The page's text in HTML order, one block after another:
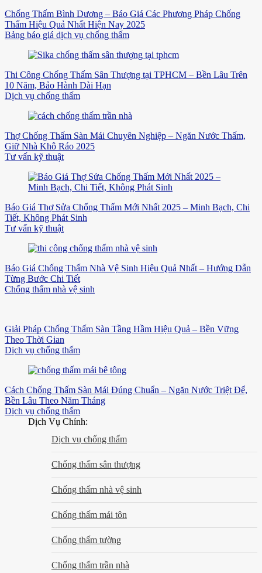
Chống Thấm Bình Dương – Báo Giá Các Phương Pháp Chống
Thấm Hiệu Quả Nhất Hiện Nay 2025
Bảng báo giá dịch vụ chống thấm
Thi Công Chống Thấm Sân Thượng tại TPHCM – Bền Lâu Trên
10 Năm, Bảo Hành Dài Hạn
Dịch vụ chống thấm
Thợ Chống Thấm Sàn Mái Chuyên Nghiệp – Ngăn Nước Thấm,
Giữ Nhà Khô Ráo 2025
Tư vấn kỹ thuật
Báo Giá Thợ Sửa Chống Thấm Mới Nhất 2025 – Minh Bạch, Chi
Tiết, Không Phát Sinh
Tư vấn kỹ thuật
Báo Giá Chống Thấm Nhà Vệ Sinh Hiệu Quả Nhất – Hướng Dẫn
Từng Bước Chi Tiết
Chống thấm nhà vệ sinh
Giải Pháp Chống Thấm Sàn Tầng Hầm Hiệu Quả – Bền Vững
Theo Thời Gian
Dịch vụ chống thấm
Cách Chống Thấm Sàn Mái Đúng Chuẩn – Ngăn Nước Triệt Để,
Bền Lâu Theo Năm Tháng
Dịch vụ chống thấm
Dịch Vụ Chính:
Dịch vụ chống thấm
Chống thấm sân thượng
Chống thấm nhà vệ sinh
Chống thấm mái tôn
Chống thấm tường
Chống thấm trần nhà